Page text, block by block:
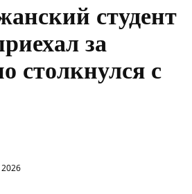
студент
за
столкнулся с